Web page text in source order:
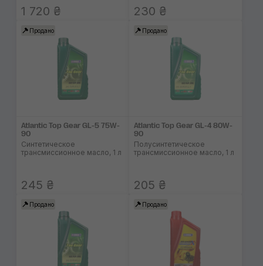
1 720 ₴ 230 ₴
Продано
Atlantic Top Gear GL-5 75W-
90
Синтетическое
трансмиссионное масло, 1 л
245 ₴
Продано
Atlantic Top Gear GL-4 80W-
90
Полусинтетическое
трансмиссионное масло, 1 л
205 ₴
Продано Продано